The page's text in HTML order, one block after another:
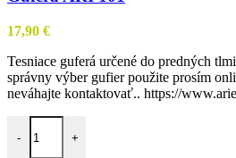
17,90 €
Tesniace guferá určené do predných
správny výber gufier použite prosím
neváhajte kontaktovať.. https://
-
množstvo Guferá ARI 101
+